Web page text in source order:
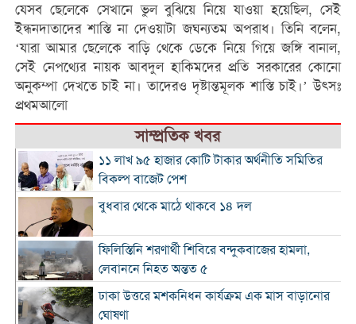
যেসব ছেলেকে সেখানে ভুল বুঝিয়ে নিয়ে যাওয়া হয়েছিল, সেই
ইন্ধনদাতাদের শাস্তি না দেওয়াটা জঘন্যতম অপরাধ। তিনি বলেন,
‘যারা আমার ছেলেকে বাড়ি থেকে ডেকে নিয়ে গিয়ে জঙ্গি বানাল,
সেই নেপথ্যের নায়ক আবদুল হাকিমদের প্রতি সরকারের কোনো
অনুকম্পা দেখতে চাই না। তাদেরও দৃষ্টান্তমূলক শাস্তি চাই।’ উৎসঃ
প্রথমআলো
সাম্প্রতিক খবর
১১ লাখ ৯৫ হাজার কোটি টাকার অর্থনীতি সমিতির
বিকল্প বাজেট পেশ
বুধবার থেকে মাঠে থাকবে ১৪ দল
ফিলিস্তিনি শরণার্থী শিবিরে বন্দুকবাজের হামলা,
লেবাননে নিহত অন্তত ৫
ঢাকা উত্তরে মশকনিধন কার্যক্রম এক মাস বাড়ানোর
ঘোষণা